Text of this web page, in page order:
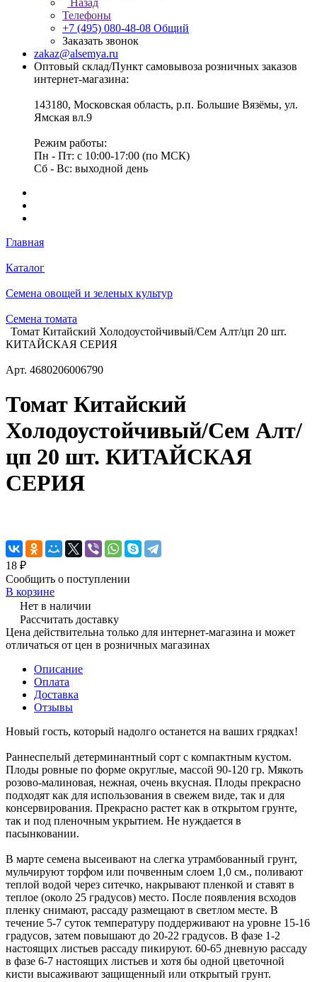
Назад
Телефоны
+7 (495) 080-48-08 Общий
Заказать звонок
zakaz@alsemya.ru
Оптовый склад/Пункт самовывоза розничных заказов
интернет-магазина:
143180, Московская область, р.п. Большие Вязёмы, ул.
Ямская вл.9
Режим работы:
Пн - Пт: с 10:00-17:00 (по МСК)
Сб - Вс: выходной день
Главная
Каталог
Семена овощей и зеленых культур
Семена томата
Томат Китайский Холодоустойчивый/Сем Алт/цп 20 шт.
КИТАЙСКАЯ СЕРИЯ
Арт. 4680206006790
Томат Китайский
Холодоустойчивый/Сем Алт/
цп 20 шт. КИТАЙСКАЯ
СЕРИЯ
18 ₽
Сообщить о поступлении
В корзине
Нет в наличии
Рассчитать доставку
Цена действительна только для интернет-магазина и может
отличаться от цен в розничных магазинах
Описание
Оплата
Доставка
Отзывы
Новый гость, который надолго останется на ваших грядках!
Раннеспелый детерминантный сорт с компактным кустом.
Плоды ровные по форме округлые, массой 90-120 гр. Мякоть
розово-малиновая, нежная, очень вкусная. Плоды прекрасно
подходят как для использования в свежем виде, так и для
консервирования. Прекрасно растет как в открытом грунте,
так и под пленочным укрытием. Не нуждается в
пасынковании.
В марте семена высеивают на слегка утрамбованный грунт,
мульчируют торфом или почвенным слоем 1,0 см., поливают
теплой водой через ситечко, накрывают пленкой и ставят в
теплое (около 25 градусов) место. После появления всходов
пленку снимают, рассаду размещают в светлом месте. В
течение 5-7 суток температуру поддерживают на уровне 15-16
градусов, затем повышают до 20-22 градусов. В фазе 1-2
настоящих листьев рассаду пикируют. 60-65 дневную рассаду
в фазе 6-7 настоящих листьев и хотя бы одной цветочной
кисти высаживают защищенный или открытый грунт.